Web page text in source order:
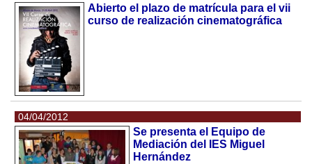
Abierto el plazo de matrícula para el vii
curso de realización cinematográfica
04/04/2012
Se presenta el Equipo de
Mediación del IES Miguel
Hernández